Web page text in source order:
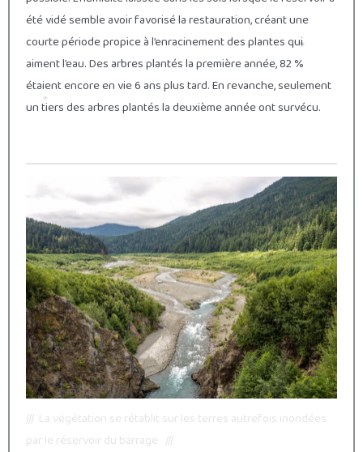
été vidé semble avoir favorisé la restauration, créant une
courte période propice à l’enracinement des plantes qui
aiment l’eau. Des arbres plantés la première année, 82 %
étaient encore en vie 6 ans plus tard. En revanche, seulement
un tiers des arbres plantés la deuxième année ont survécu.
/// La végétation se rétablit sur les terres autrefois inondées
par le réservoir du barrage ///